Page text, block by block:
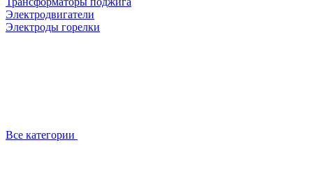
Электродвигатели
Электроды горелки
Все категории